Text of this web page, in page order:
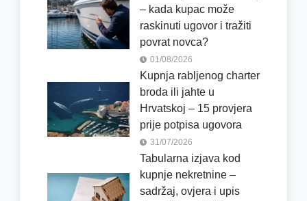
– kada kupac može
raskinuti ugovor i tražiti
povrat novca?
01/08/2026
Kupnja rabljenog charter
broda ili jahte u
Hrvatskoj – 15 provjera
prije potpisa ugovora
31/07/2026
Tabularna izjava kod
kupnje nekretnine –
sadržaj, ovjera i upis